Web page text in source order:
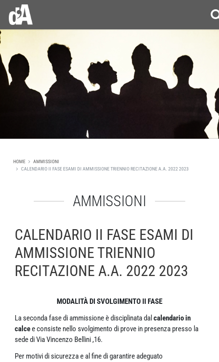
HOME
AMMISSIONI
CALENDARIO II FASE ESAMI DI AMMISSIONE TRIENNIO RECITAZIONE A.A. 2022 2023
AMMISSIONI
CALENDARIO II FASE ESAMI DI
AMMISSIONE TRIENNIO
RECITAZIONE A.A. 2022 2023
MODALITÀ DI SVOLGIMENTO II FASE
La seconda fase di ammissione è disciplinata dal calendario in
calcee consiste nello svolgimento di prove in presenza presso la
sede di Via Vincenzo Bellini ,16.
Per motivi di sicurezza e al fine di garantire adeguato